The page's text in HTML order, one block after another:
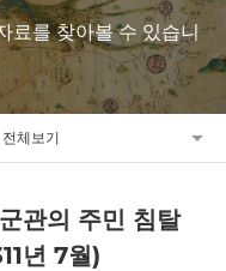
료를 찾아볼 수 있습니
전체보기
관의 주민 침탈
년 7월)